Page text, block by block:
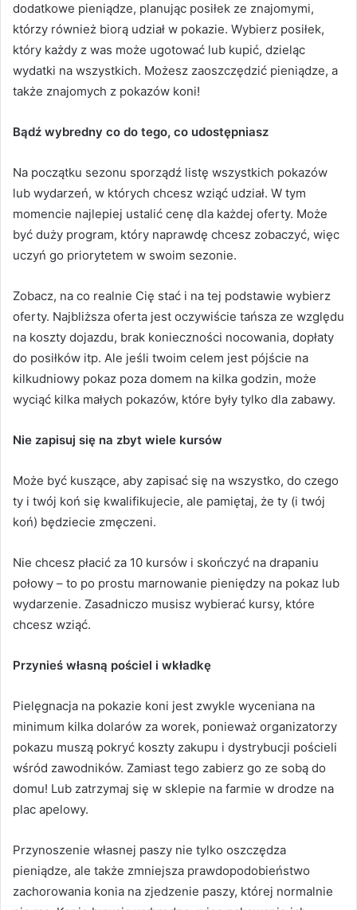
dodatkowe pieniądze, planując posiłek ze znajomymi,
którzy również biorą udział w pokazie. Wybierz posiłek,
który każdy z was może ugotować lub kupić, dzieląc
wydatki na wszystkich. Możesz zaoszczędzić pieniądze, a
także znajomych z pokazów koni!
Bądź wybredny co do tego, co udostępniasz
Na początku sezonu sporządź listę wszystkich pokazów
lub wydarzeń, w których chcesz wziąć udział. W tym
momencie najlepiej ustalić cenę dla każdej oferty. Może
być duży program, który naprawdę chcesz zobaczyć, więc
uczyń go priorytetem w swoim sezonie.
Zobacz, na co realnie Cię stać i na tej podstawie wybierz
oferty. Najbliższa oferta jest oczywiście tańsza ze względu
na koszty dojazdu, brak konieczności nocowania, dopłaty
do posiłków itp. Ale jeśli twoim celem jest pójście na
kilkudniowy pokaz poza domem na kilka godzin, może
wyciąć kilka małych pokazów, które były tylko dla zabawy.
Nie zapisuj się na zbyt wiele kursów
Może być kuszące, aby zapisać się na wszystko, do czego
ty i twój koń się kwalifikujecie, ale pamiętaj, że ty (i twój
koń) będziecie zmęczeni.
Nie chcesz płacić za 10 kursów i skończyć na drapaniu
połowy – to po prostu marnowanie pieniędzy na pokaz lub
wydarzenie. Zasadniczo musisz wybierać kursy, które
chcesz wziąć.
Przynieś własną pościel i wkładkę
Pielęgnacja na pokazie koni jest zwykle wyceniana na
minimum kilka dolarów za worek, ponieważ organizatorzy
pokazu muszą pokryć koszty zakupu i dystrybucji pościeli
wśród zawodników. Zamiast tego zabierz go ze sobą do
domu! Lub zatrzymaj się w sklepie na farmie w drodze na
plac apelowy.
Przynoszenie własnej paszy nie tylko oszczędza
pieniądze, ale także zmniejsza prawdopodobieństwo
zachorowania konia na zjedzenie paszy, której normalnie